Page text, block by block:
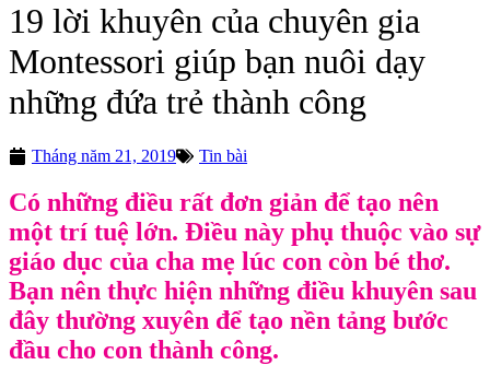
19 lời khuyên của chuyên gia
Montessori giúp bạn nuôi dạy
những đứa trẻ thành công
Tháng năm 21, 2019 Tin bài
Có những điều rất đơn giản để tạo nên
một trí tuệ lớn. Điều này phụ thuộc vào sự
giáo dục của cha mẹ lúc con còn bé thơ.
Bạn nên thực hiện những điều khuyên sau
đây thường xuyên để tạo nền tảng bước
đầu cho con thành công.